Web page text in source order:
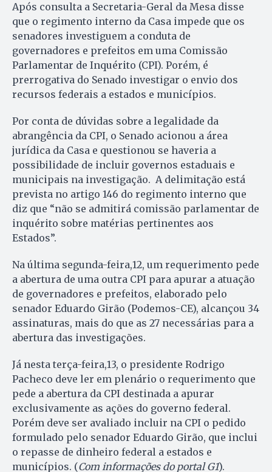
Após consulta a Secretaria-Geral da Mesa disse
que o regimento interno da Casa impede que os
senadores investiguem a conduta de
governadores e prefeitos em uma Comissão
Parlamentar de Inquérito (CPI). Porém, é
prerrogativa do Senado investigar o envio dos
recursos federais a estados e municípios.
Por conta de dúvidas sobre a legalidade da
abrangência da CPI, o Senado acionou a área
jurídica da Casa e questionou se haveria a
possibilidade de incluir governos estaduais e
municipais na investigação. A delimitação está
prevista no artigo 146 do regimento interno que
diz que “não se admitirá comissão parlamentar de
inquérito sobre matérias pertinentes aos
Estados”.
Na última segunda-feira,12, um requerimento pede
a abertura de uma outra CPI para apurar a atuação
de governadores e prefeitos, elaborado pelo
senador Eduardo Girão (Podemos-CE), alcançou 34
assinaturas, mais do que as 27 necessárias para a
abertura das investigações.
Já nesta terça-feira,13, o presidente Rodrigo
Pacheco deve ler em plenário o requerimento que
pede a abertura da CPI destinada a apurar
exclusivamente as ações do governo federal.
Porém deve ser avaliado incluir na CPI o pedido
formulado pelo senador Eduardo Girão, que inclui
o repasse de dinheiro federal a estados e
municípios. (Com informações do portal G1).